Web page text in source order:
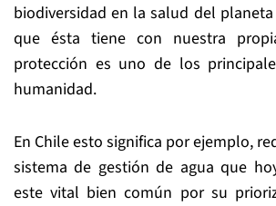
biodiversidad en la salud del
que ésta tiene con nuestra
protección es uno de los
humanidad.
En Chile esto significa por ejemplo,
sistema de gestión de agua que
este vital bien común por su